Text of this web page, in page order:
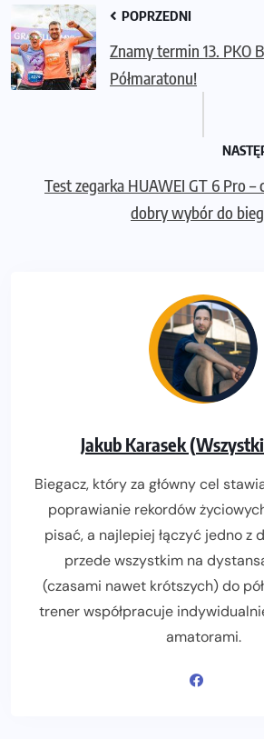
POPRZEDNI
Znamy termin 13. PKO
Półmaratonu!
Test zegarka HUAWEI GT 6 Pro –
dobry wybór do
Jakub Karasek
Biegacz, który za główny cel
poprawianie rekordów
pisać, a najlepiej łączyć jedno z
przede wszystkim na
(czasami nawet krótszych) do
trener współpracuje
amatorami.